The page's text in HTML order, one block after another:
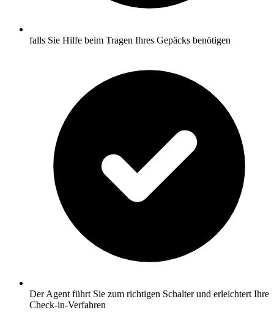
falls Sie Hilfe beim Tragen Ihres Gepäcks benötigen
Der Agent führt Sie zum richtigen Schalter und erleichtert Ihre
Check-in-Verfahren